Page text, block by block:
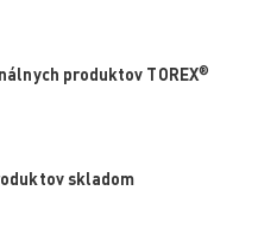
produktov TOREX®
skladom